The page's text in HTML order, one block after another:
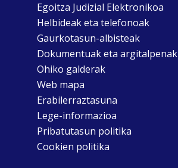
Egoitza Judizial Elektronikoa
Helbideak eta telefonoak
Gaurkotasun-albisteak
Dokumentuak eta argitalpenak
Ohiko galderak
Web mapa
Erabilerraztasuna
Lege-informazioa
Pribatutasun politika
Cookien politika